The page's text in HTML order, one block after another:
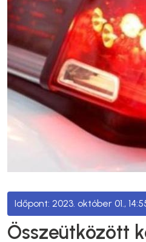
2023. október 01.,
Összeütközött